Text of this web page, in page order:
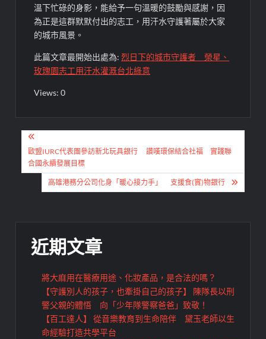
溫下忙碌的身影，能給予一句溫暖的鼓勵與感謝，因
為正是這群默默付出的志工，用汗水守護著屬於大家
的城市風景。
此篇文章最開始出處為:烈日下的城市守護者 榮星、
玫瑰園志工用汗水灌溉台北綠意
Views: 0
文
章
導
歐盟IURC代表團參訪新北玩具銀行 讚嘆環保結合社福 實踐聯
合國永續發展目標
高雄港務分公司化身「暖心接力手」 支援食(實)物銀行
近期文章
將大麻用在醫療用途、化妝產品，是合法的嗎？
【守護別人的孩子，也牽掛自己的孩子】 陳隊長以刑
警父親的體悟 向「少年隊警察爸爸」致敬！
【百工達人】 從音樂教育到生命陪伴 黛玉老師以生
命經驗打造共學平台